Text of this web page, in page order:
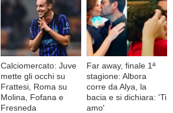
Calciomercato: Juve
mette gli occhi su
Frattesi, Roma su
Molina, Fofana e
Fresneda
Far away, finale 1ª
stagione: Albora
corre da Alya, la
bacia e si dichiara: 'Ti
amo'